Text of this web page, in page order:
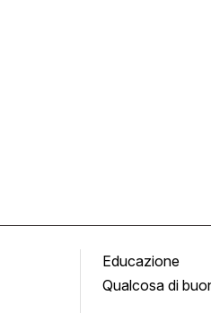
Educazione
Qualcosa di